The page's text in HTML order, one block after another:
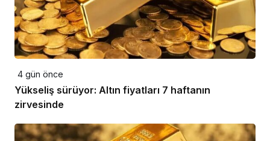
4 gün önce
Yükseliş sürüyor: Altın fiyatları 7 haftanın
zirvesinde